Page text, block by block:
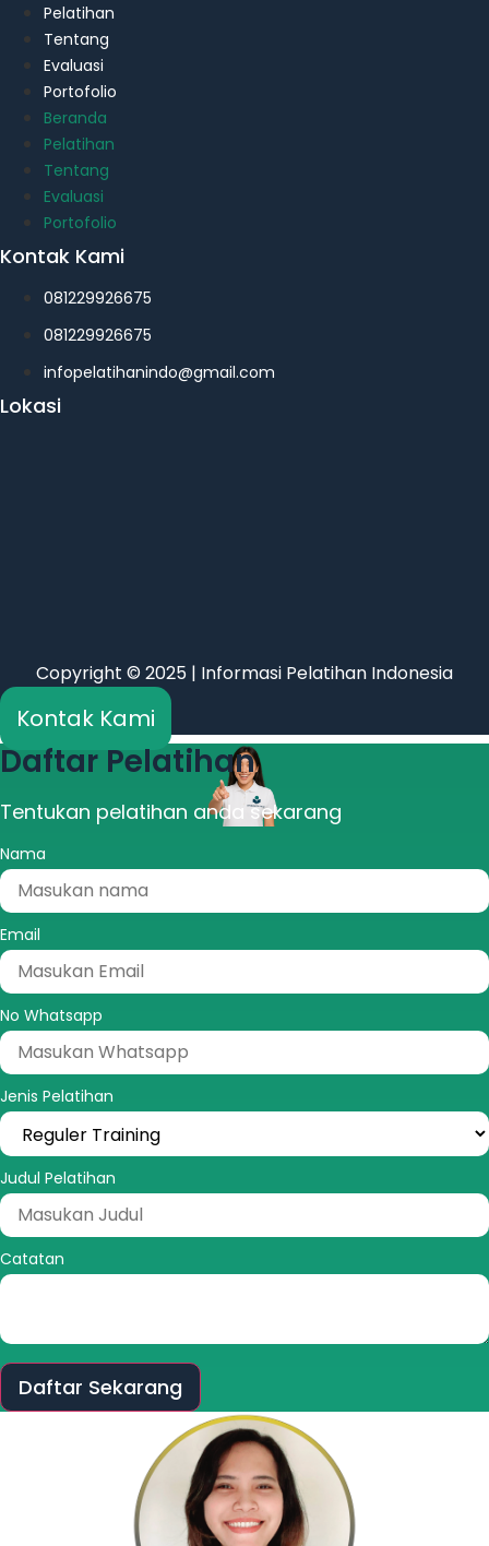
Pelatihan
Tentang
Evaluasi
Portofolio
Beranda
Pelatihan
Tentang
Evaluasi
Portofolio
Kontak Kami
081229926675
081229926675
infopelatihanindo@gmail.com
Lokasi
Copyright © 2025 | Informasi Pelatihan Indonesia
Kontak Kami
Daftar Pelatihan
Tentukan pelatihan anda sekarang
Nama
Email
No Whatsapp
Jenis Pelatihan
Judul Pelatihan
Catatan
Daftar Sekarang